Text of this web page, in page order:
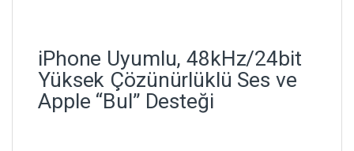
iPhone Uyumlu, 48kHz/24bit
Yüksek Çözünürlüklü Ses ve
Apple “Bul” Desteği